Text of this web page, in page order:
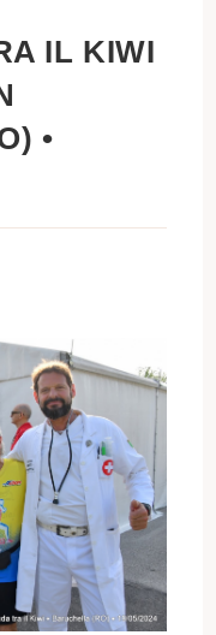
IL KIWI
•